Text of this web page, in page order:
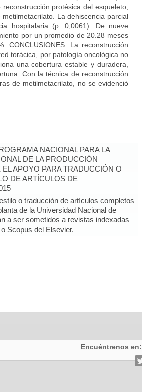
protésica del esqueleto,
La dehiscencia parcial
hospitalaria (p: 0,0061). De nueve
por un promedio de 20.28 meses
La reconstrucción
torácica, por patología oncológica no
una cobertura estable y duradera,
Con la técnica de reconstrucción
de metilmetacrilato, no se evidenció
NACIONAL PARA LA
DE LA PRODUCCIÓN
APOYO PARA TRADUCCIÓN O
DE ARTÍCULOS DE
o traducción de artículos completos
de la Universidad Nacional de
a ser sometidos a revistas indexadas
Scopus del Elsevier.
Encuéntrenos en: